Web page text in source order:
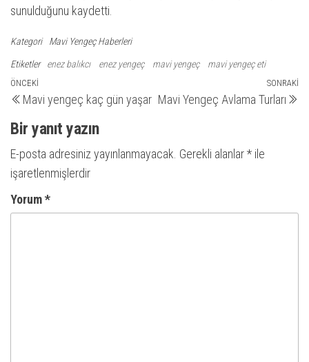
sunulduğunu kaydetti.
Kategori Mavi Yengeç Haberleri
Etiketler enez balıkcı enez yengeç mavi yengeç mavi yengeç eti
Yazı
gezinmesi
Önceki
yazı
ÖNCEKI
Mavi yengeç kaç gün yaşar
SONRAKI
Mavi Yengeç Avlama Turları
Bir yanıt yazın
E-posta adresiniz yayınlanmayacak. Gerekli alanlar* ile
işaretlenmişlerdir
Yorum*